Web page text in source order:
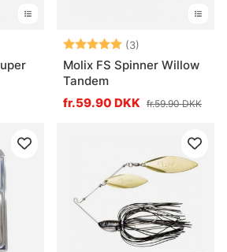
af 5 stjernerVurdering: (3)
Molix FS Spinner Willow
Tandem
fr.59.90 DKK fr.59.90 DKK